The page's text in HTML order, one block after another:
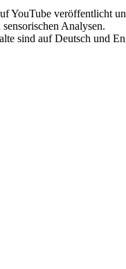
YouTube veröffentlicht
Analysen.
sind auf Deutsch und